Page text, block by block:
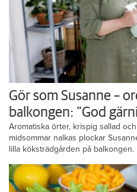
Gör som Susanne –
balkongen: ”God
Aromatiska örter, krispig sallad
midsommar nalkas plockar
lilla köksträdgården på balkongen.